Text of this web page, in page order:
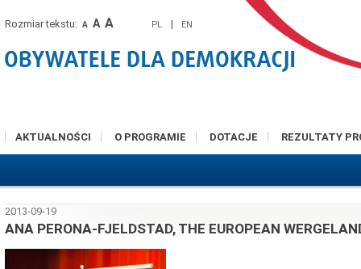
Rozmiar tekstu: A A A PL | EN
AKTUALNOŚCI O PROGRAMIE DOTACJE REZULTATY
2013-09-19
ANA PERONA-FJELDSTAD, THE EUROPEAN